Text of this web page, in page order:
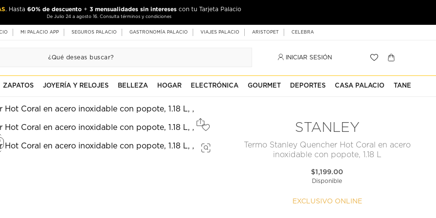
. Hasta 60% de descuento + 3 mensualidades sin intereses con tu Tarjeta Palacio
De Julio 24 a agosto 16. Consulta términos y condiciones
MI PALACIO APP SEGUROS PALACIO GASTRONOMÍA PALACIO VIAJES PALACIO ARISTOPET CELEBRA
INICIAR SESIÓN
ZAPATOS JOYERÍA Y RELOJES BELLEZA HOGAR ELECTRÓNICA GOURMET DEPORTES CASA PALACIO TANE
STANLEY
Termo Stanley Quencher Hot Coral en acero
inoxidable con popote, 1.18 L
$1,199.00
Disponible
EXCLUSIVO ONLINE